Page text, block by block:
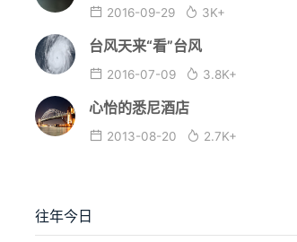
2016-09-29 3K+
台风天来“看”台风
2016-07-09 3.8K+
心怡的悉尼酒店
2013-08-20 2.7K+
往年今日